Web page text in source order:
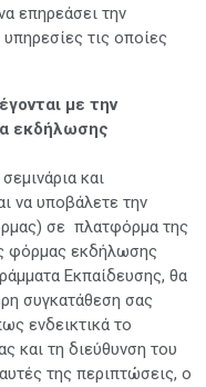
επηρεάσει την
τις οποίες
με την
εκδήλωσης
και
να υποβάλετε την
σε πλατφόρμα της
φόρμας εκδήλωσης
Εκπαίδευσης, θα
συγκατάθεση σας
ενδεικτικά το
και τη διεύθυνση του
της περιπτώσεις, ο